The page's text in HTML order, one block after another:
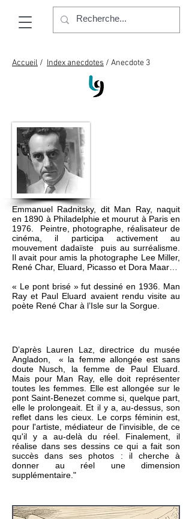
Accueil / Index anecdotes / Anecdote 3
Emmanuel Radnitsky, dit Man Ray, naquit
en 1890 à Philadelphie et mourut à Paris en
1976. Peintre, photographe réalisateurde
cinéma, il participa activement au
mouvement dadaïste puis au surréalisme
Il avait pour amis la photographe Lee Miller,
René Char, Eluard, Picasso et Dora Maar…
« Le pont brisé » fut dessiné en 1936. Man
Ray et Paul Eluard avaient rendu visite au
poète René Char à l’Isle sur la Sorgue.
D’après Lauren Laz, directrice du musée
Angladon, « la femme allongée est sans
doute Nusch, la femme de Paul Eluard.
Mais pour Man Ray, elle doit représenter
toutes les femmes. Elle est allongée sur le
pont Saint-Benezet comme si, quelque part,
elle le prolongeait. Et il y a, au-dessus, son
reflet dans les cieux. Le corps féminin est,
pour l'artiste, médiateur de l'invisible, de ce
qu'il y a au-delà du réel. Finalement, il
réalise dans ses dessins ce qui a fait son
succès dans ses photos : il cherche à
donner au réel une dimension
supplémentaire."